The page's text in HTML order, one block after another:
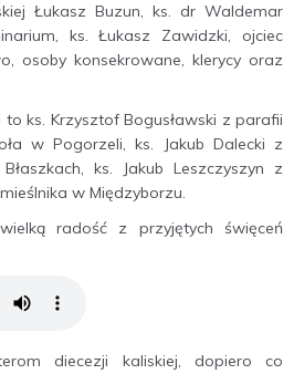
Łukasz Buzun, ks. dr Waldemar
ks. Łukasz Zawidzki, ojciec
osoby konsekrowane, klerycy oraz
ks. Krzysztof Bogusławski z parafii
w Pogorzeli, ks. Jakub Dalecki z
ks. Jakub Leszczyszyn z
w Międzyborzu.
radość z przyjętych święceń
diecezji kaliskiej, dopiero co